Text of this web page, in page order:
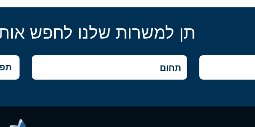
תן למשרות שלנו לחפש